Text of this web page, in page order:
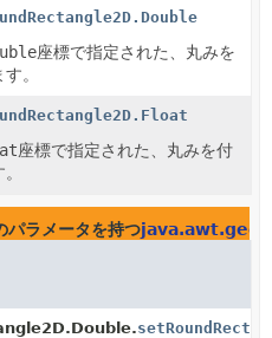
座標で指定された、丸みを
。
座標で指定された、丸みを付
パラメータを持つ
setRoundRect